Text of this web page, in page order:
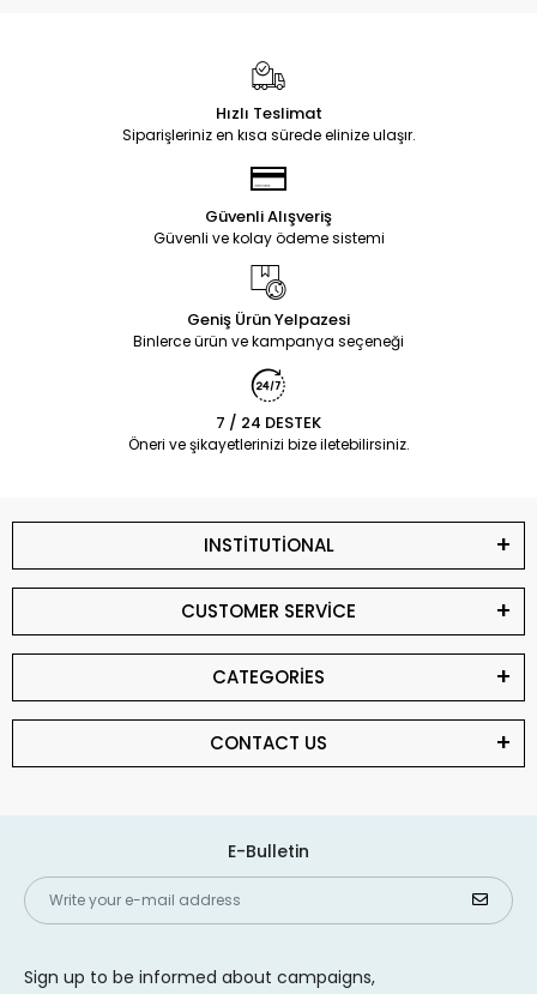
Hızlı Teslimat
Siparişleriniz en kısa sürede elinize ulaşır.
Güvenli Alışveriş
Güvenli ve kolay ödeme sistemi
Geniş Ürün Yelpazesi
Binlerce ürün ve kampanya seçeneği
7 / 24 DESTEK
Öneri ve şikayetlerinizi bize iletebilirsiniz.
INSTİTUTİONAL
CUSTOMER SERVİCE
CATEGORİES
CONTACT US
E-Bulletin
Sign up to be informed about campaigns,